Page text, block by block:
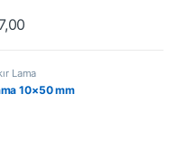
Lama
10×50 mm